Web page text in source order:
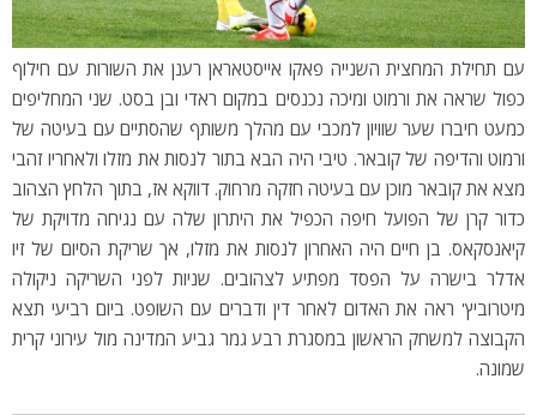
עם תחילת המחצית השנייה פאקו אייסטאראן רענן את השורות עם חילוף
כפול שראה את ורמוט ומיכה נכנסים במקום ראדי ובן בסט. שני המחליפים
כמעט חיברו שער שוויון למכבי עם מהלך משותף שהסתיים עם בעיטה של
ורמוט והדיפה של קובאר. טיבי היה הבא בתור לנסות את מזלו ולאחריו זהבי
מצא את קובאר מוכן עם בעיטה חזקה מרחוק. דווקא אז, בתוך הלחץ הצהוב
כדור קרן של הפועל חיפה הכפיל את היתרון שלה עם נגיחה מדויקת של
קיאנסקאס. בן חיים היה האחרון לנסות את מזלו, אך שריקת הסיום של זיו
אדלר בישרה על הפסד מפתיע לצהובים. שניות לפני השריקה ניקולה
מיטרוביץ' ראה את האדום לאחר דין ודברים עם השופט. ביום רביעי תצא
הקבוצה למשחק הראשון במסגרת רבע גמר גביע המדינה מול עירוני קרית
שמונה.